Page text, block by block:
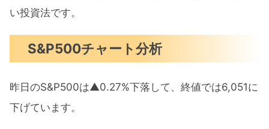
い投資法です。
S&P500チャート分析
昨日のS&P500は▲0.27%下落して、終値では6,051に
下げています。